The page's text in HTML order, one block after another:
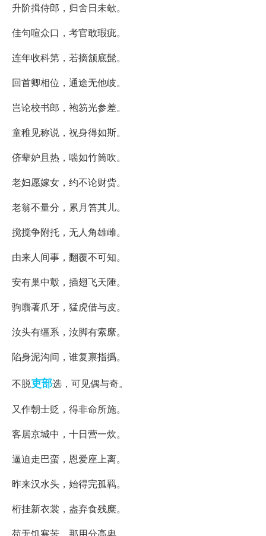
升阶揖侍郎，归舍日未欹。
佳句喧众口，考官敢瑕疵。
连年收科第，若摘颔底髭。
回首卿相位，通途无他岐。
岂论校书郎，袍笏光参差。
童稚见称说，祝身得如斯。
侪辈妒且热，喘如竹筒吹。
老妇愿嫁女，约不论财赀。
老翁不量分，累月笞其儿。
搅搅争附托，无人角雄雌。
由来人间事，翻覆不可知。
安有巢中鷇，插翅飞天陲。
驹麛著爪牙，猛虎借与皮。
汝头有缰系，汝脚有索縻。
陷身泥沟间，谁复禀指撝。
不脱吏部选，可见偶与奇。
又作朝士贬，得非命所施。
客居京城中，十日营一炊。
逼迫走巴蛮，恩爱座上离。
昨来汉水头，始得完孤羁。
桁挂新衣裳，盎弃食残糜。